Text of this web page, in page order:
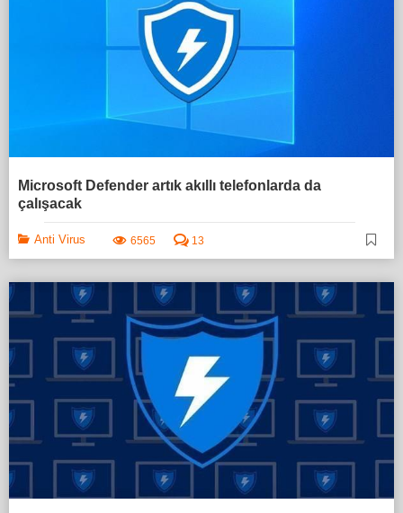
Microsoft Defender artık akıllı telefonlarda da
çalışacak
Anti Virus 6565 13